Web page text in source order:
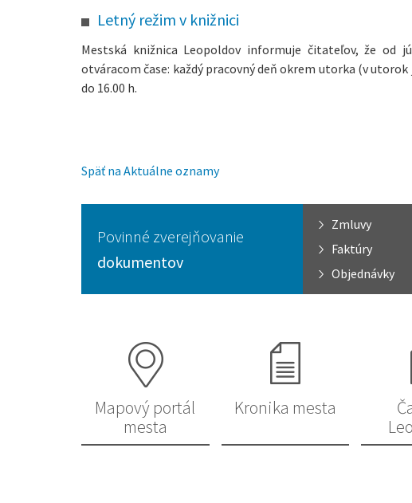
Letný režim v knižnici
Mestská knižnica Leopoldov informuje čitateľov, že od
otváracom čase: každý pracovný deň okrem utorka (v utorok
do 16.00 h.
Späť na Aktuálne oznamy
Povinné zverejňovanie
dokumentov
Zmluvy
Faktúry
Objednávky
Mapový portál
mesta
Kronika mesta